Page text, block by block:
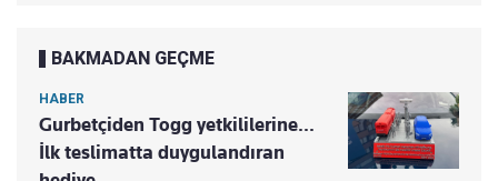
BAKMADAN GEÇME
HABER
Gurbetçiden Togg yetkililerine...
İlk teslimatta duygulandıran